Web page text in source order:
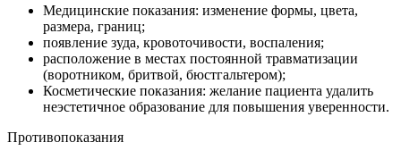
Медицинские показания: изменение формы, цвета,
размера, границ;
появление зуда, кровоточивости, воспаления;
расположение в местах постоянной травматизации
(воротником, бритвой, бюстгальтером);
Косметические показания: желание пациента удалить
неэстетичное образование для повышения уверенности.
Противопоказания